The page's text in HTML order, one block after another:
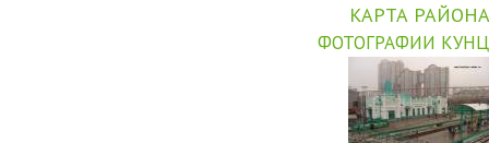
КАРТА РАЙОНА
ФОТОГРАФИИ